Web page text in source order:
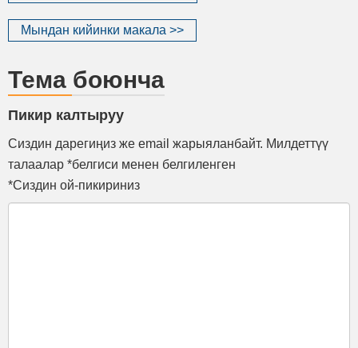
Мындан кийинки макала >>
Тема боюнча
Пикир калтыруу
Сиздин дарегиңиз же email жарыяланбайт. Милдеттүү
талаалар *белгиси менен белгиленген
*Сиздин ой-пикириниз